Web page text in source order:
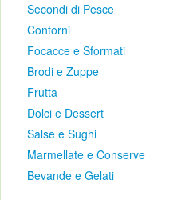
Secondi di Pesce
Contorni
Focacce e Sformati
Brodi e Zuppe
Frutta
Dolci e Dessert
Salse e Sughi
Marmellate e Conserve
Bevande e Gelati